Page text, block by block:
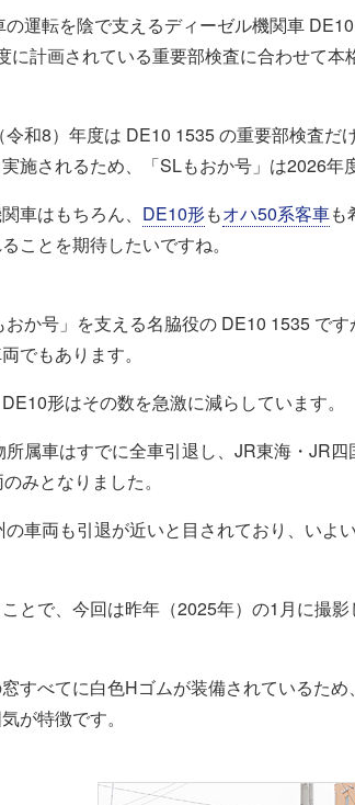
の運転を陰で支えるディーゼル機関車
に計画されている重要部検査に合わせて本
和8）年度は DE10 1535 の重要部検査だけ
施されるため、「SLもおか号」は2026年
車はもちろん、 DE10形もオハ50系客車も
ことを期待したいですね。
おか号」を支える名脇役の DE10 1535 で
でもあります。
形はその数を急激に減らしています。
所属車はすでに全車引退し、JR東海・JR
みとなりました。
車両も引退が近いと目されており、いよ
とで、今回は昨年（2025年）の1月に撮
すべてに白色Hゴムが装備されているた
が特徴です。